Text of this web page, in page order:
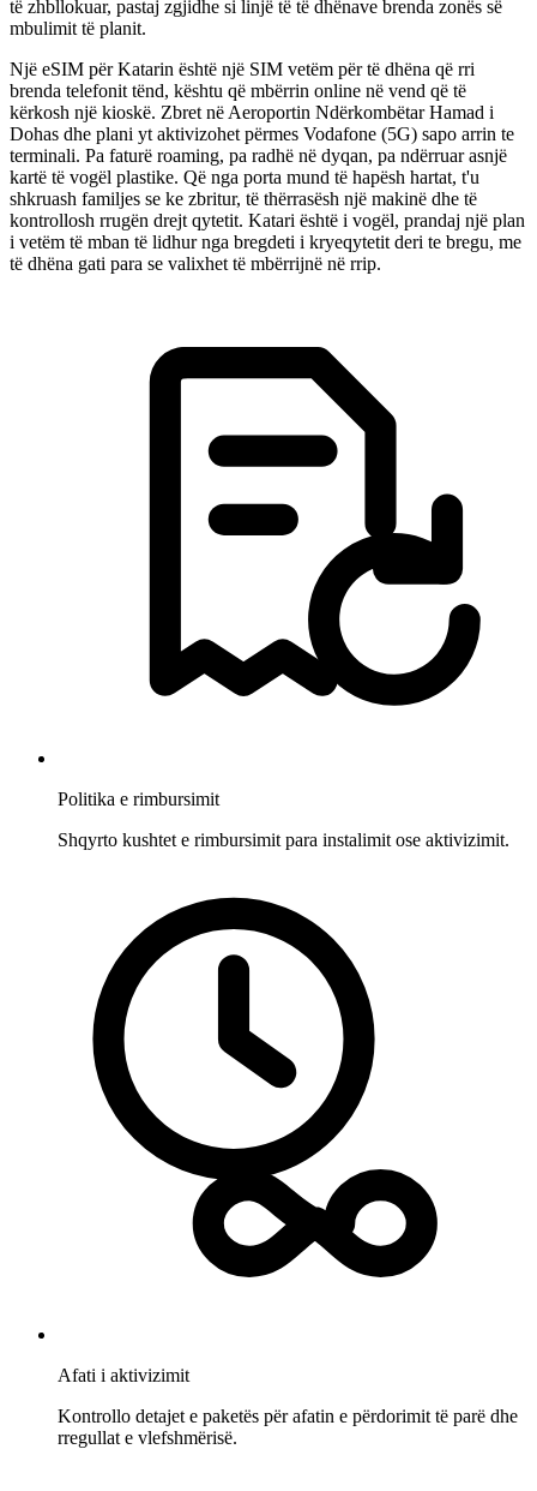
të zhbllokuar, pastaj zgjidhe si linjë të të dhënave brenda zonës së
mbulimit të planit.
Një eSIM për Katarin është një SIM vetëm për të dhëna që rri
brenda telefonit tënd, kështu që mbërrin online në vend që të
kërkosh një kioskë. Zbret në Aeroportin Ndërkombëtar Hamad i
Dohas dhe plani yt aktivizohet përmes Vodafone (5G) sapo arrin te
terminali. Pa faturë roaming, pa radhë në dyqan, pa ndërruar asnjë
kartë të vogël plastike. Që nga porta mund të hapësh hartat, t'u
shkruash familjes se ke zbritur, të thërrasësh një makinë dhe të
kontrollosh rrugën drejt qytetit. Katari është i vogël, prandaj një plan
i vetëm të mban të lidhur nga bregdeti i kryeqytetit deri te bregu, me
të dhëna gati para se valixhet të mbërrijnë në rrip.
Politika e rimbursimit
Shqyrto kushtet e rimbursimit para instalimit ose aktivizimit.
Afati i aktivizimit
Kontrollo detajet e paketës për afatin e përdorimit të parë dhe
rregullat e vlefshmërisë.